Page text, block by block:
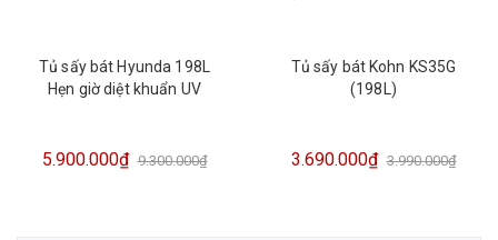
Tủ sấy bát Hyunda 198L
Hẹn giờ diệt khuẩn UV
5.900.000₫ 9.300.000₫
Tủ sấy bát Kohn KS35G
(198L)
3.690.000₫ 3.990.000₫